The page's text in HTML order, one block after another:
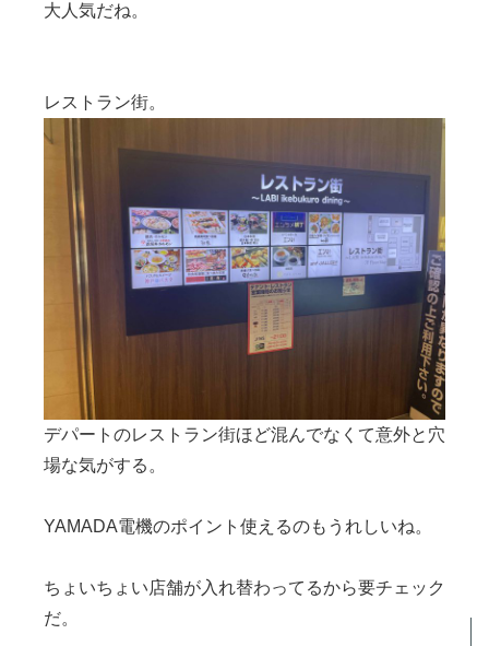
大人気だね。
レストラン街。
デパートのレストラン街ほど混んでなくて意外と穴
場な気がする。
YAMADA電機のポイント使えるのもうれしいね。
ちょいちょい店舗が入れ替わってるから要チェック
だ。